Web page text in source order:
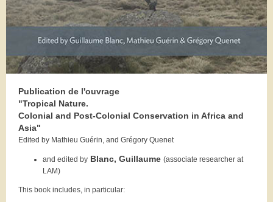
Publication de l'ouvrage
"Tropical Nature.
Colonial and Post-Colonial Conservation in Africa and
Asia"
Edited by Mathieu Guérin, and Grégory Quenet
and edited by Blanc, Guillaume (associate researcher at
LAM)
This book includes, in particular: